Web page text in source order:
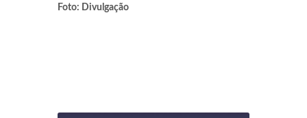
Foto: Divulgação